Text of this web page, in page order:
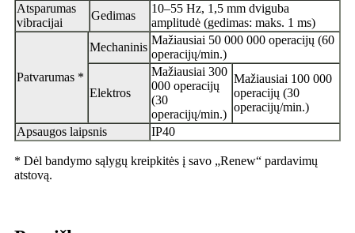
Atsparumas
vibracijai
Gedimas
10–55 Hz, 1,5 mm dviguba
amplitudė (gedimas: maks. 1 ms)
Patvarumas *
Mechaninis
Mažiausiai 50 000 000 operacijų (60
operacijų/min.)
Elektros
Mažiausiai 300
000 operacijų
(30
operacijų/min.)
Mažiausiai 100 000
operacijų (30
operacijų/min.)
Apsaugos laipsnis
IP40
* Dėl bandymo sąlygų kreipkitės į savo „Renew“ pardavimų
atstovą.